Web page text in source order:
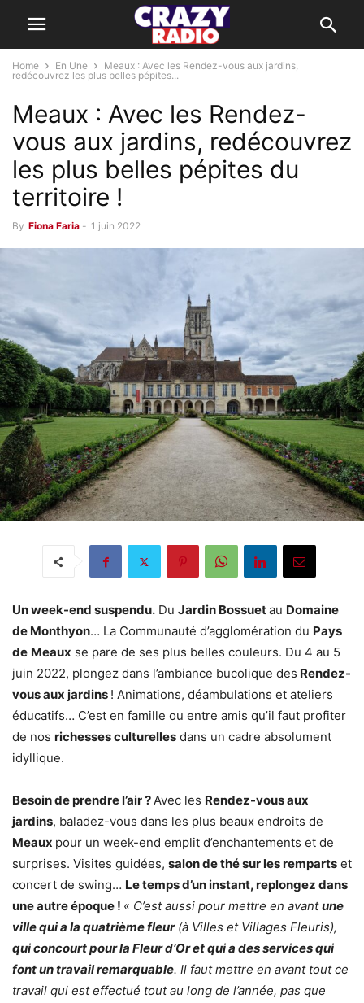
Home En Une
Meaux : Avec les Rendez-vous aux jardins,
redécouvrez les plus belles pépites...
Meaux : Avec les Rendez-
vous aux jardins, redécouvrez
les plus belles pépites du
territoire !
By Fiona Faria - 1 juin 2022
Un week-end suspendu. Du Jardin Bossuetau Domaine
de Monthyon… La Communauté d’agglomération du Pays
de Meaux se pare de ses plus belles couleurs. Du 4 au 5
juin 2022, plongez dans l’ambiance bucolique des Rendez-
vous aux jardins ! Animations, déambulations et ateliers
éducatifs… C’est en famille ou entre amis qu’il faut profiter
de nos richesses culturelles dans un cadre absolument
idyllique.
Besoin de prendre l’air ?Avec les Rendez-vous aux
jardins, baladez-vous dans les plus beaux endroits de
Meaux pour un week-end emplit d’enchantements et de
surprises. Visites guidées, salon de thé sur les remparts et
concert de swing… Le temps d’un instant, replongez dans
une autre époque ! « C’est aussi pour mettre en avantune
ville qui a la quatrième fleur(à Villes et Villages Fleuris),
qui concourt pour la Fleur d’Or et qui a des services qui
font un travail remarquable. Il faut mettre en avant tout ce
travail qui est effectué tout au long de l’année, pas que